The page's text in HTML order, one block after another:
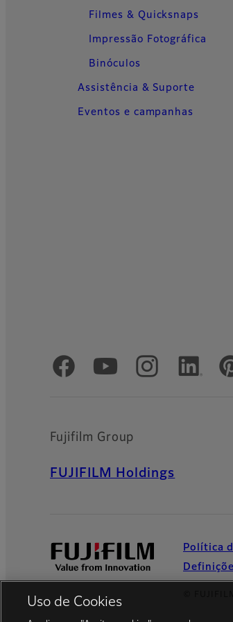
Filmes & Quicksnaps
Impressão Fotográfica
Binóculos
Assistência & Suporte
Eventos e campanhas
Redes Sociais Oficiais
Fujifilm Group
FUJIFILM Holdings
Política
Uso de Cookies